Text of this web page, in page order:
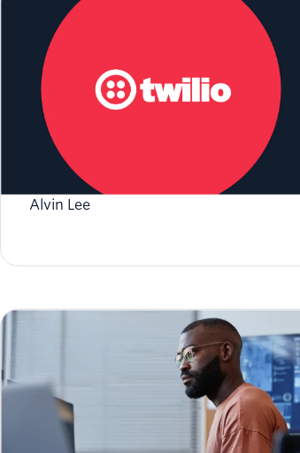
Comece a usar o RCS e a Twilio
Alvin Lee